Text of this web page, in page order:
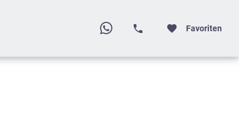
Favoriten